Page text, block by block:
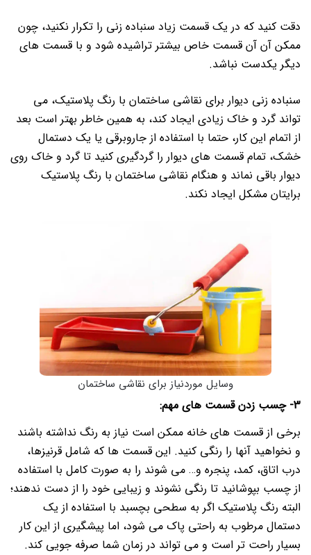
دقت کنید که در یک قسمت زیاد سنباده زنی را تکرار نکنید، چون
ممکن آن آن قسمت خاص بیشتر تراشیده شود و با قسمت های
دیگر یکدست نباشد.
سنباده زنی دیوار برای نقاشی ساختمان با رنگ پلاستیک، می
تواند گرد و خاک زیادی ایجاد کند، به همین خاطر بهتر است بعد
از اتمام این کار، حتما با استفاده از جاروبرقی یا یک دستمال
خشک، تمام قسمت های دیوار را گردگیری کنید تا گرد و خاک روی
دیوار باقی نماند و هنگام نقاشی ساختمان با رنگ پلاستیک
برایتان مشکل ایجاد نکند.
وسایل موردنیاز برای نقاشی ساختمان
3- چسب زدن قسمت های مهم:
برخی از قسمت های خانه ممکن است نیاز به رنگ نداشته باشند
و نخواهید آنها را رنگی کنید. این قسمت ها که شامل قرنیزها،
درب اتاق، کمد، پنجره و… می شوند را به صورت کامل با استفاده
از چسب بپوشانید تا رنگی نشوند و زیبایی خود را از دست ندهند؛
البته رنگ پلاستیک اگر به سطحی بچسبد با استفاده از یک
دستمال مرطوب به راحتی پاک می شود، اما پیشگیری از این کار
بسیار راحت تر است و می تواند در زمان شما صرفه جویی کند.